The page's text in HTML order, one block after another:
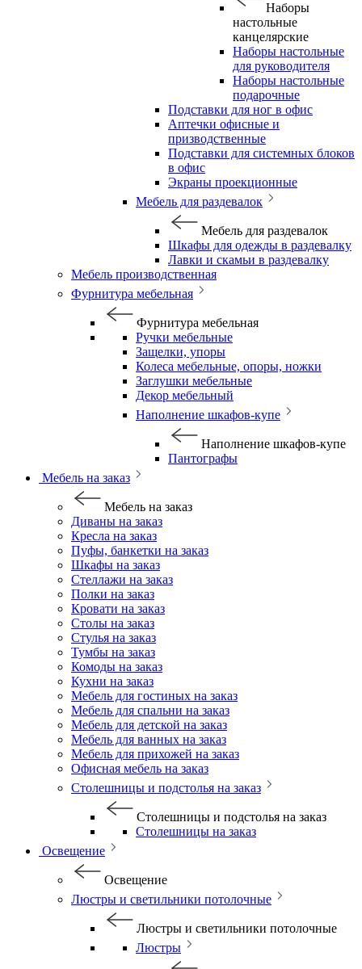
Наборы
настольные
канцелярские
Наборы настольные
для руководителя
Наборы настольные
подарочные
Подставки для ног в офис
Аптечки офисные и
призводственные
Подставки для системных блоков
в офис
Экраны проекционные
Мебель для раздевалок
Мебель для раздевалок
Шкафы для одежды в раздевалку
Лавки и скамьи в раздевалку
Мебель производственная
Фурнитура мебельная
Фурнитура мебельная
Ручки мебельные
Защелки, упоры
Колеса мебельные, опоры, ножки
Заглушки мебельные
Декор мебельный
Наполнение шкафов-купе
Наполнение шкафов-купе
Пантографы
Мебель на заказ
Мебель на заказ
Диваны на заказ
Кресла на заказ
Пуфы, банкетки на заказ
Шкафы на заказ
Стеллажи на заказ
Полки на заказ
Кровати на заказ
Столы на заказ
Стулья на заказ
Тумбы на заказ
Комоды на заказ
Кухни на заказ
Мебель для гостиных на заказ
Мебель для спальни на заказ
Мебель для детской на заказ
Мебель для ванных на заказ
Мебель для прихожей на заказ
Офисная мебель на заказ
Столешницы и подстолья на заказ
Столешницы и подстолья на заказ
Столешницы на заказ
Освещение
Освещение
Люстры и светильники потолочные
Люстры и светильники потолочные
Люстры